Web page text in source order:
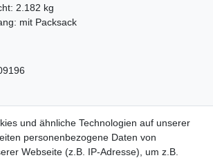
2.182 kg
mit Packsack
und ähnliche Technologien auf unserer
personenbezogene Daten von
Webseite (z.B. IP-Adresse), um z.B.